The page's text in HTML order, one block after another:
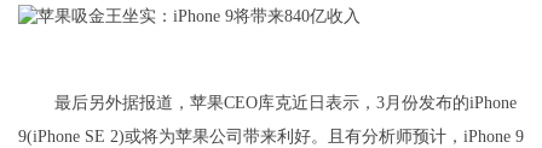
最后另外据报道，苹果CEO库克近日表示，3月份发布的iPhone
9(iPhone SE 2)或将为苹果公司带来利好。且有分析师预计，iPhone 9